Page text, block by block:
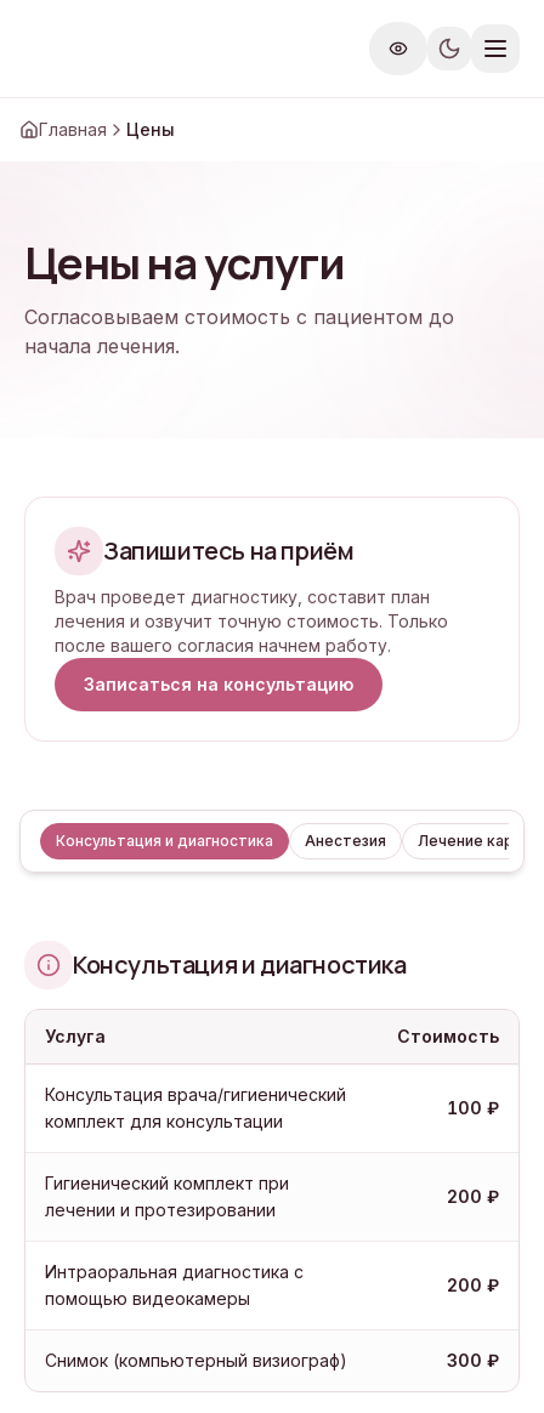
Главная Цены
Цены на услуги
Согласовываем стоимость с пациентом до
начала лечения.
Запишитесь на приём
Врач проведет диагностику, составит план
лечения и озвучит точную стоимость. Только
после вашего согласия начнем работу.
Записаться на консультацию
Консультация и диагностика Анестезия Лечение
Консультация и диагностика
Услуга Стоимость
Консультация врача/гигиенический
комплект для консультации
100 ₽
Гигиенический комплект при
лечении и протезировании
200 ₽
Интраоральная диагностика с
помощью видеокамеры
200 ₽
Снимок (компьютерный визиограф) 300 ₽